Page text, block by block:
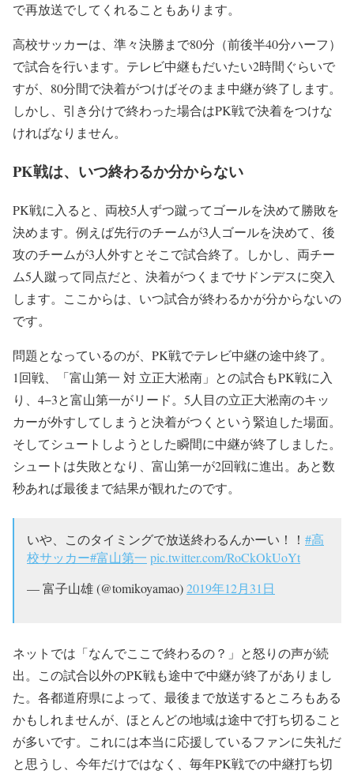
で再放送でしてくれることもあります。
高校サッカーは、準々決勝まで80分（前後半40分ハーフ）
で試合を行います。テレビ中継もだいたい2時間ぐらいで
すが、80分間で決着がつけばそのまま中継が終了します。
しかし、引き分けで終わった場合はPK戦で決着をつけな
ければなりません。
PK戦は、いつ終わるか分からない
PK戦に入ると、両校5人ずつ蹴ってゴールを決めて勝敗を
決めます。例えば先行のチームが3人ゴールを決めて、後
攻のチームが3人外すとそこで試合終了。しかし、両チー
ム5人蹴って同点だと、決着がつくまでサドンデスに突入
します。ここからは、いつ試合が終わるかが分からないの
です。
問題となっているのが、PK戦でテレビ中継の途中終了。
1回戦、「富山第一 対 立正大淞南」との試合もPK戦に入
り、4−3と富山第一がリード。5人目の立正大淞南のキッ
カーが外すしてしまうと決着がつくという緊迫した場面。
そしてシュートしようとした瞬間に中継が終了しました。
シュートは失敗となり、富山第一が2回戦に進出。あと数
秒あれば最後まで結果が観れたのです。
いや、このタイミングで放送終わるんかーい！！ #高
校サッカー#富山第一 pic.twitter.com/RoCkOkUoYt
— 富子山雄 (@tomikoyamao)2019年12月31日
ネットでは「なんでここで終わるの？」と怒りの声が続
出。この試合以外のPK戦も途中で中継が終了がありまし
た。各都道府県によって、最後まで放送するところもある
かもしれませんが、ほとんどの地域は途中で打ち切ること
が多いです。これには本当に応援しているファンに失礼だ
と思うし、今年だけではなく、毎年PK戦での中継打ち切